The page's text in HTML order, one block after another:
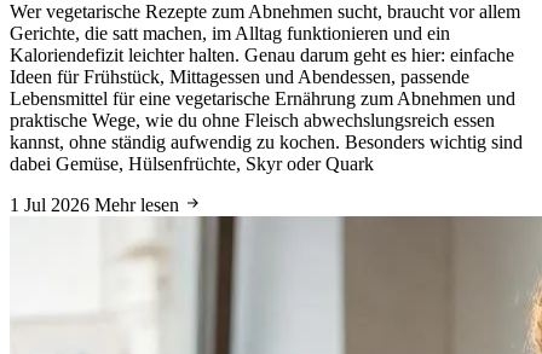
Wer vegetarische Rezepte zum Abnehmen sucht, braucht vor allem
Gerichte, die satt machen, im Alltag funktionieren und ein
Kaloriendefizit leichter halten. Genau darum geht es hier: einfache
Ideen für Frühstück, Mittagessen und Abendessen, passende
Lebensmittel für eine vegetarische Ernährung zum Abnehmen und
praktische Wege, wie du ohne Fleisch abwechslungsreich essen
kannst, ohne ständig aufwendig zu kochen. Besonders wichtig sind
dabei Gemüse, Hülsenfrüchte, Skyr oder Quark
1 Jul 2026 Mehr lesen